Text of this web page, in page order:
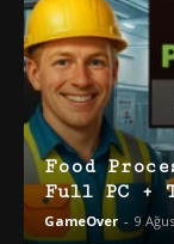
Food
Full PC +
GameOver - 9